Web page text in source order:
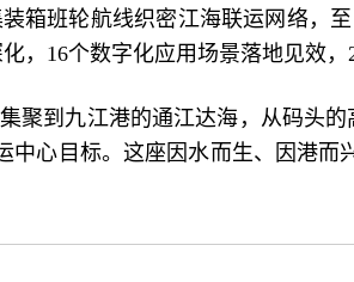
装箱班轮航线织密江海联运网络，
，16个数字化应用场景落地见效
聚到九江港的通江达海，从码头
中心目标。这座因水而生、因港